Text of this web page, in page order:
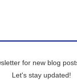
for new blog
Let's stay updated!